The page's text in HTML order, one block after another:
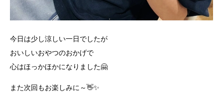
今日は少し涼しい一日でしたが
おいしいおやつのおかげで
心はほっかほかになりました🤗
また次回もお楽しみに～👋✨